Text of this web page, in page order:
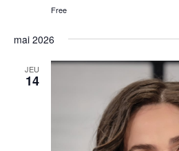
Free
mai 2026
JEU
14